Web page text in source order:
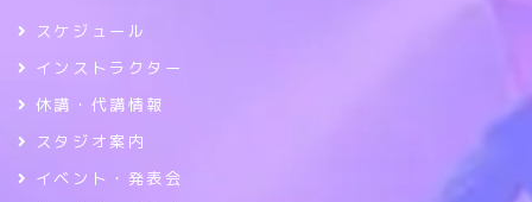
スケジュール
インストラクター
休講・代講情報
スタジオ案内
イベント・発表会